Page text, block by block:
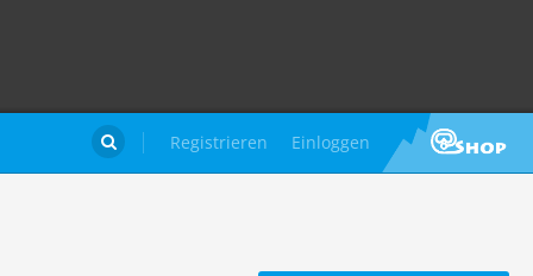
Registrieren Einloggen
